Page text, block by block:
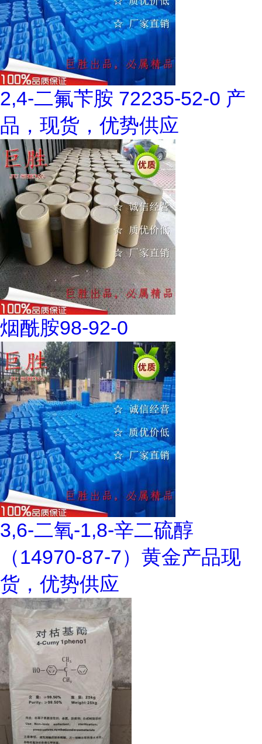
2,4-二氟苄胺 72235-52-0 产
品，现货，优势供应
烟酰胺98-92-0
3,6-二氧-1,8-辛二硫醇
（14970-87-7）黄金产品现
货，优势供应